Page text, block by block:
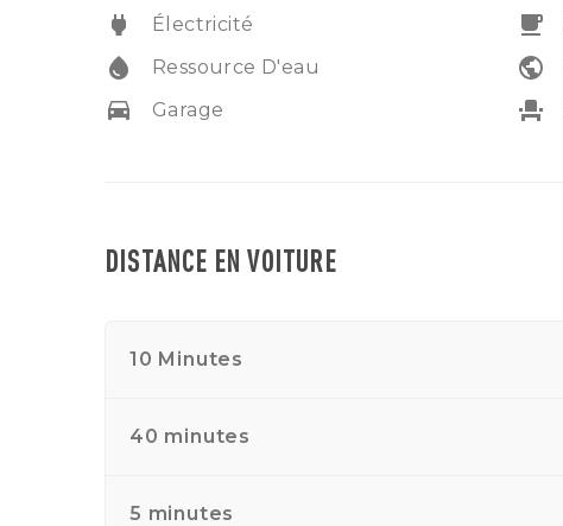
power Électricité free_breakfast
water_drop Ressource D'eau public
drive_eta Garage event_seat
DISTANCE EN VOITURE
10 Minutes
40 minutes
5 minutes